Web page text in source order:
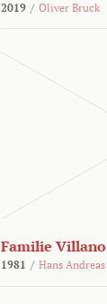
2019 / Oliver Bruck
Familie
1981 / Hans